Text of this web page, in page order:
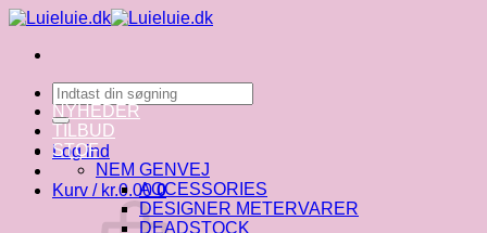
Fortsæt
indhold
Søg
efter:
Log ind
Kurv / kr.0.00 0
NYHEDER
TILBUD
STOF
NEM GENVEJ
ACCESSORIES
DESIGNER METERVARER
DEADSTOCK